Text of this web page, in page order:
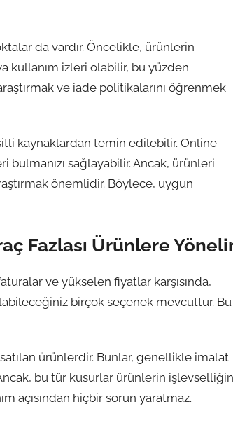
da vardır. Öncelikle, ürünlerin
kullanım izleri olabilir, bu yüzden
ve iade politikalarını öğrenmek
kaynaklardan temin edilebilir. Online
sağlayabilir. Ancak, ürünleri
önemlidir. Böylece, uygun
Fazlası Ürünlere
ve yükselen fiyatlar karşısında,
birçok seçenek mevcuttur. Bu
ürünlerdir. Bunlar, genellikle imalat
bu tür kusurlar ürünlerin
açısından hiçbir sorun yaratmaz.